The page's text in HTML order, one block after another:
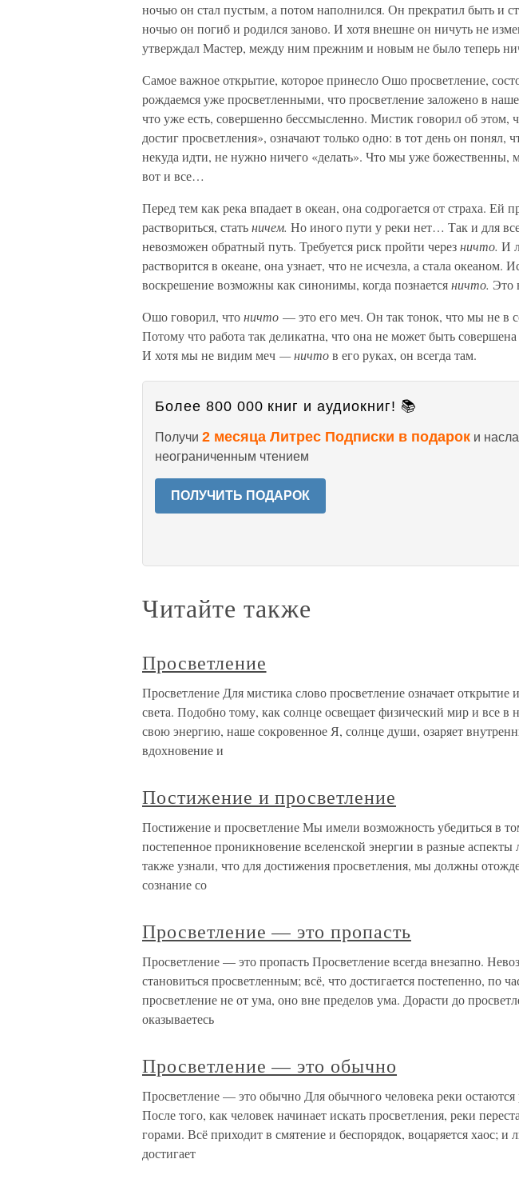
ночью он стал пустым, а потом наполнился. Он прекратил быть и
ночью он погиб и родился заново. И хотя внешне он ничуть не
утверждал Мастер, между ним прежним и новым не было теперь
Самое важное открытие, которое принесло Ошо просветление,
рождаемся уже просветленными, что просветление заложено в
что уже есть, совершенно бессмысленно. Мистик говорил об этом,
достиг просветления», означают только одно: в тот день он понял,
некуда идти, не нужно ничего «делать». Что мы уже
вот и все…
Перед тем как река впадает в океан, она содрогается от страха. Ей
раствориться, статьничем. Но иного пути у реки нет… Так и для
невозможен обратный путь. Требуется риск пройти черезничто. И
растворится в океане, она узнает, что не исчезла, а стала океаном.
воскрешение возможны как синонимы, когда познаетсяничто. Это
Ошо говорил, чтоничто — это его меч. Он так тонок, что мы не в
Потому что работа так деликатна, что она не может быть
И хотя мы не видим меч — ничтов его руках, он всегда там.
Более 800 000 книг и аудиокниг! 📚
Получи 2 месяца Литрес Подписки в подарок и
неограниченным чтением
ПОЛУЧИТЬ ПОДАРОК
Читайте также
Просветление
Просветление Для мистика слово просветление означает открытие
света. Подобно тому, как солнце освещает физический мир и все в
свою энергию, наше сокровенное Я, солнце души, озаряет
вдохновение и
Постижение и просветление
Постижение и просветление Мы имели возможность убедиться в
постепенное проникновение вселенской энергии в разные
также узнали, что для достижения просветления, мы должны
сознание со
Просветление — это пропасть
Просветление — это пропасть Просветление всегда внезапно.
становиться просветленным; всё, что достигается постепенно, по
просветление не от ума, оно вне пределов ума. Дорасти до
оказываетесь
Просветление — это обычно
Просветление — это обычно Для обычного человека реки
После того, как человек начинает искать просветления, реки
горами. Всё приходит в смятение и беспорядок, воцаряется хаос; и
достигает